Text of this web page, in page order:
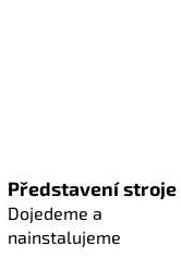
Představení stroje
Dojedeme a
nainstalujeme